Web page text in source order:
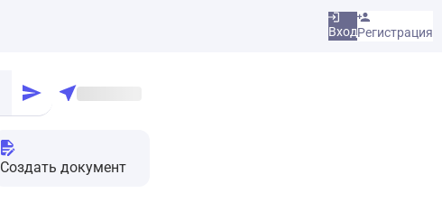
ВходРегистрация
Создать документ